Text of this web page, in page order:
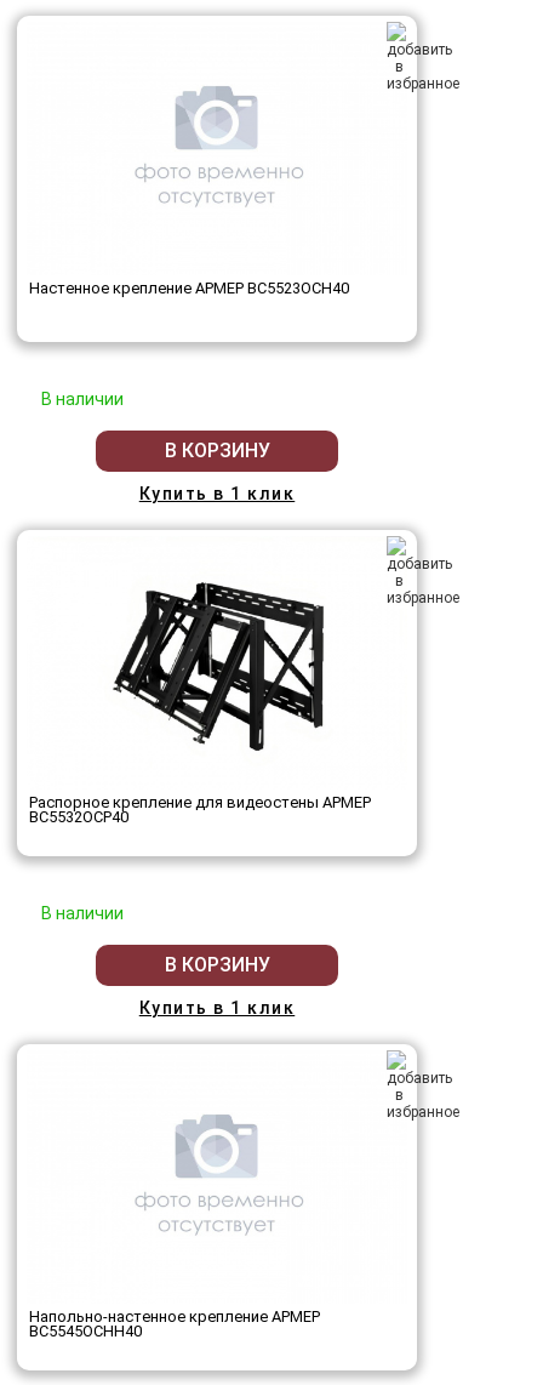
Настенное крепление АРМЕР ВС5523ОСН40
В наличии
В КОРЗИНУ
Купить в 1 клик
Распорное крепление для видеостены АРМЕР
ВС5532ОСР40
В наличии
В КОРЗИНУ
Купить в 1 клик
Напольно-настенное крепление АРМЕР
ВС5545ОСНН40